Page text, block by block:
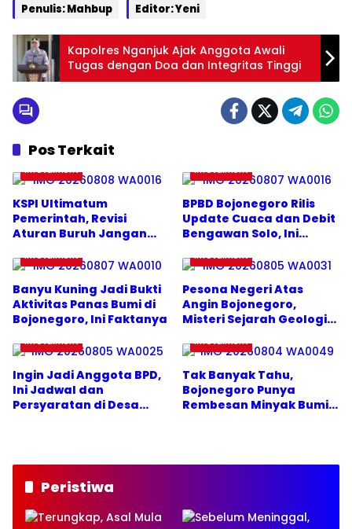
Penulis: Mahbup Editor: Yeni
Kapolres Nganjuk Ajak Anggota Awali
Tugas dengan Doa dan Integritas Tinggi
Pos Terkait
Infotaiment
KSPI Ultimatum
Pemerintah, Revisi
Aturan Buruh Jangan
Infotaiment
BPBD Bojonegoro Rilis
Update Cuaca dan Debit
Bengawan Solo, Ini
Infotaiment
Banyu Kuning Jadi Bukti
Aktivitas Panas Bumi di
Bojonegoro, Ini Faktanya
Infotaiment
Pesona Negeri Atas
Angin Bojonegoro,
Misteri Sejarah Geologi
Infotaiment
Ingin Jadi Anggota BPD,
Ini Jadwal dan
Persyaratan di Desa
Infotaiment
Tak Banyak Tahu,
Bojonegoro Punya
Rembesan Minyak Bumi
Peristiwa